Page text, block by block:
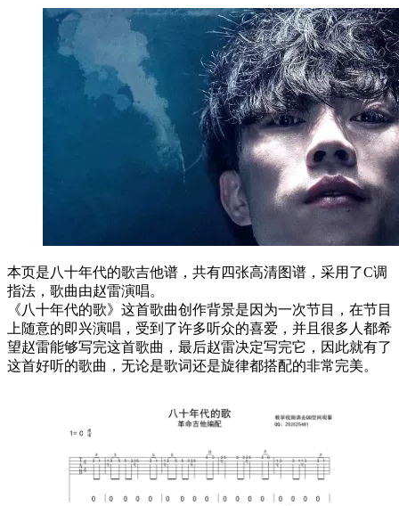
本页是八十年代的歌吉他谱，共有四张高清图谱，采用了C调
指法，歌曲由赵雷演唱。
《八十年代的歌》这首歌曲创作背景是因为一次节目，在节目
上随意的即兴演唱，受到了许多听众的喜爱，并且很多人都希
望赵雷能够写完这首歌曲，最后赵雷决定写完它，因此就有了
这首好听的歌曲，无论是歌词还是旋律都搭配的非常完美。